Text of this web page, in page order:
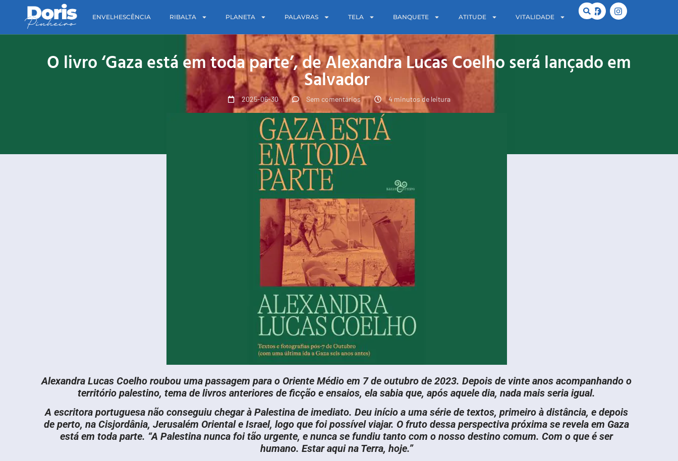
ENVELHESCÊNCIA RIBALTA PLANETA PALAVRAS TELA BANQUETE ATITUDE VITALIDADE
O livro ‘Gaza está em toda parte’, de Alexandra Lucas Coelho será lançado em
Salvador
2025-06-30 Sem comentários 4 minutos de leitura
Alexandra Lucas Coelho roubou uma passagem para o Oriente Médio em 7 de outubro de 2023. Depois de vinte anos acompanhando o
território palestino, tema de livros anteriores de ficção e ensaios, ela sabia que, após aquele dia, nada mais seria igual.
A escritora portuguesa não conseguiu chegar à Palestina de imediato. Deu início a uma série de textos, primeiro à distância, e depois
de perto, na Cisjordânia, Jerusalém Oriental e Israel, logo que foi possível viajar. O fruto dessa perspectiva próxima se revela em Gaza
está em toda parte. “A Palestina nunca foi tão urgente, e nunca se fundiu tanto com o nosso destino comum. Com o que é ser
humano. Estar aqui na Terra, hoje.”